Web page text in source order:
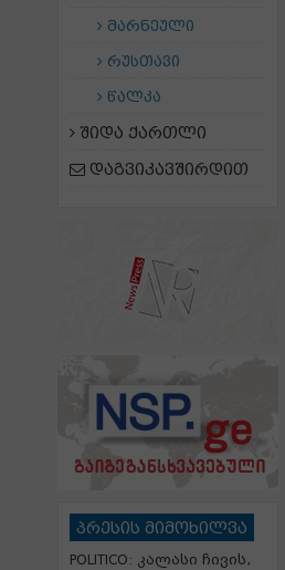
მარნეული
რუსთავი
წალკა
შიდა ქართლი
დაგვიკავშირდით
პრესის მიმოხილვა
POLITICO: კალასი ჩივის,